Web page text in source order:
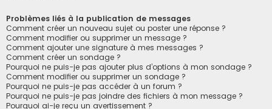
Problèmes liés à la publication de messages
Comment créer un nouveau sujet ou poster une réponse ?
Comment modifier ou supprimer un message ?
Comment ajouter une signature à mes messages ?
Comment créer un sondage ?
Pourquoi ne puis-je pas ajouter plus d’options à mon sondage ?
Comment modifier ou supprimer un sondage ?
Pourquoi ne puis-je pas accéder à un forum ?
Pourquoi ne puis-je pas joindre des fichiers à mon message ?
Pourquoi ai-je reçu un avertissement ?